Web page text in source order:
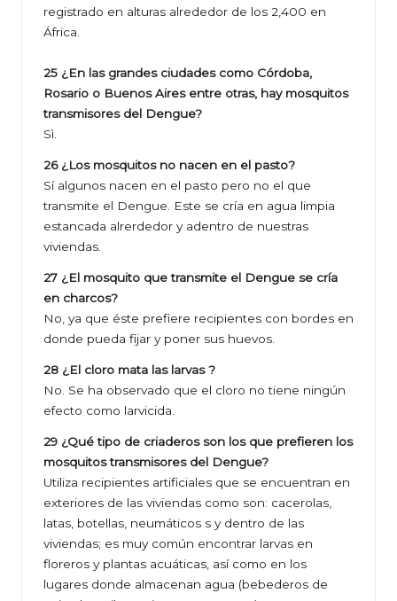
registrado en alturas alrededor de los 2,400 en
África.
25 ¿En las grandes ciudades como Córdoba,
Rosario o Buenos Aires entre otras, hay mosquitos
transmisores del Dengue?
Sì.
26 ¿Los mosquitos no nacen en el pasto?
Sí algunos nacen en el pasto pero no el que
transmite el Dengue. Este se cría en agua limpia
estancada alrerdedor y adentro de nuestras
viviendas.
27 ¿El mosquito que transmite el Dengue se cría
en charcos?
No, ya que éste prefiere recipientes con bordes en
donde pueda fijar y poner sus huevos.
28 ¿El cloro mata las larvas ?
No. Se ha observado que el cloro no tiene ningún
efecto como larvicida.
29 ¿Qué tipo de criaderos son los que prefieren los
mosquitos transmisores del Dengue?
Utiliza recipientes artificiales que se encuentran en
exteriores de las viviendas como son: cacerolas,
latas, botellas, neumáticos s y dentro de las
viviendas; es muy común encontrar larvas en
floreros y plantas acuáticas, así como en los
lugares donde almacenan agua (bebederos de